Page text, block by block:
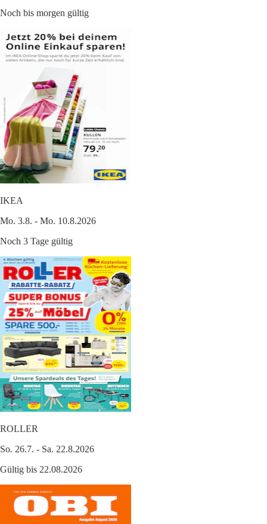
Noch bis morgen gültig
IKEA
Mo. 3.8. - Mo. 10.8.2026
Noch 3 Tage gültig
ROLLER
So. 26.7. - Sa. 22.8.2026
Gültig bis 22.08.2026